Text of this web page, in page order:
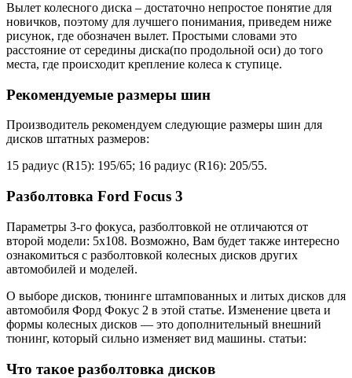
Вылет колесного диска – достаточно непростое понятие для
новичков, поэтому для лучшего понимания, приведем ниже
рисунок, где обозначен вылет. Простыми словами это
расстояние от середины диска(по продольной оси) до того
места, где происходит крепление колеса к ступице.
Рекомендуемые размеры шин
Производитель рекомендуем следующие размеры шин для
дисков штатных размеров:
15 радиус (R15): 195/65; 16 радиус (R16): 205/55.
Разболтовка Ford Focus 3
Параметры 3-го фокуса, разболтовкой не отличаются от
второй модели: 5х108. Возможно, Вам будет также интересно
ознакомиться с разболтовкой колесных дисков других
автомобилей и моделей.
О выборе дисков, тюнинге штампованных и литых дисков для
автомобиля Форд Фокус 2 в этой статье. Изменение цвета и
формы колесных дисков — это дополнительный внешний
тюнинг, который сильно изменяет вид машины. статьи:
Что такое разболтовка дисков